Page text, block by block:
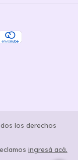
los derechos
ingresá acá.